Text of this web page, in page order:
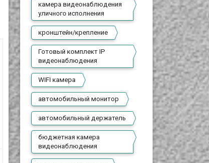
камера видеонаблюдения
уличного исполнения
кронштейн/крепление
Готовый комплект IP
видеонаблюдения
WIFI камера
автомобильный монитор
автомобильный держатель
бюджетная камера
видеонаблюдения
ADP-120DB
Блок питания для